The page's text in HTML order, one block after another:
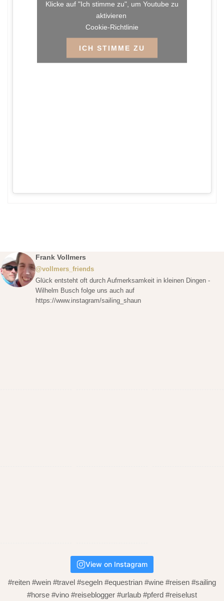
Klicke auf "Ich stimme zu", um Youtube zu
aktivieren
Cookie-Richtlinie
ICH STIMME ZU
Frank Vollmers
@vollmers_friends
Glück entsteht oft durch Aufmerksamkeit in kleinen Dingen -
Wilhelm Busch folge uns auch auf
https://www.instagram/sailing_shaun
View on Instagram
#reiten #wein #travel #segeln #equestrian #wine #reisen #sailing
#horse #vino #reiseblogger #urlaub #pferd #reiselust